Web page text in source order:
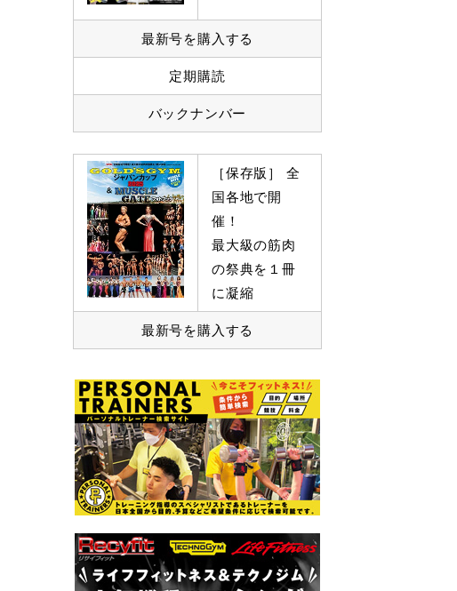
最新号を購入する
定期購読
バックナンバー
［保存版］ 全
国各地で開
催！
最大級の筋肉
の祭典を１冊
に凝縮
最新号を購入する